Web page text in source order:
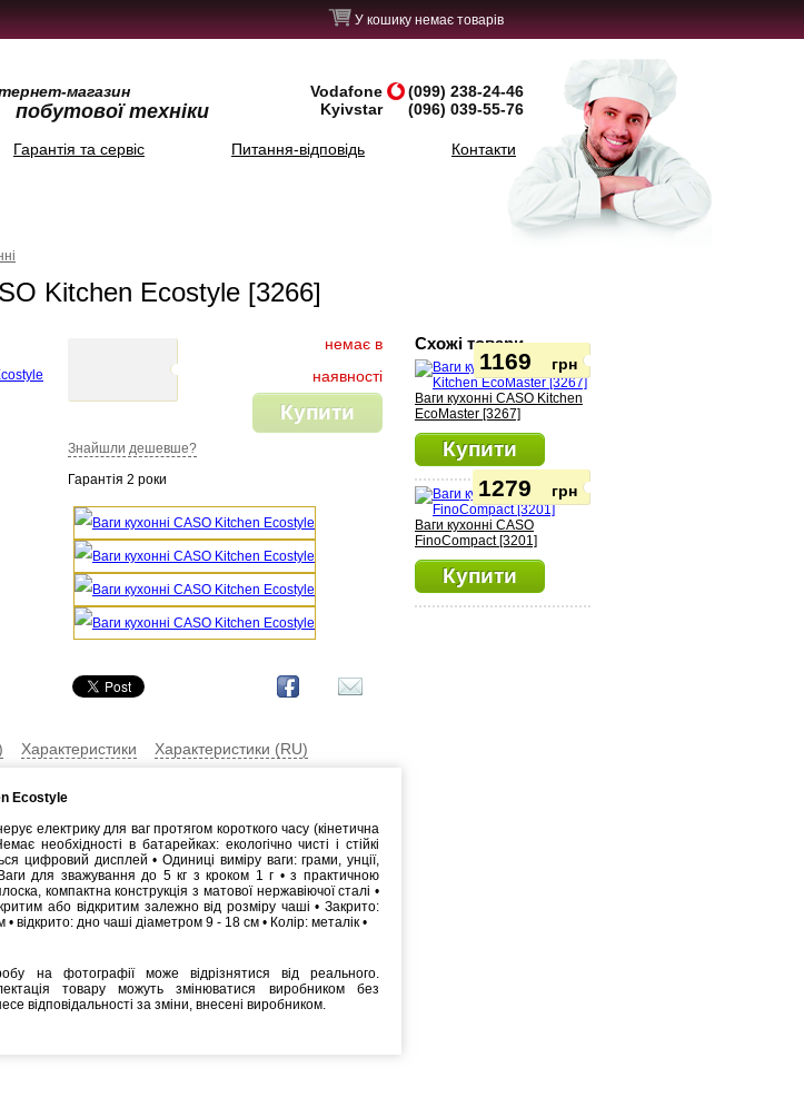
У кошику немає товарів
магазин
побутової техніки
Vodafone
(099) 238-24-46
Kyivstar
(096) 039-55-76
Гарантія та сервіс Питання-відповідь Контакти
Kitchen Ecostyle [3266]
немає в
наявності
Купити
Знайшли дешевше?
Гарантія 2 роки
Характеристики Характеристики (RU)
Ecostyle
електрику для ваг протягом короткого часу (кінетична
необхідності в батарейках: екологічно чисті і стійкі
цифровий дисплей • Одиниці виміру ваги: грами, унції,
для зважування до 5 кг з кроком 1 г • з практичною
компактна конструкція з матової нержавіючої сталі •
або відкритим залежно від розміру чаші • Закрито:
відкрито: дно чаші діаметром 9 - 18 см • Колір: металік •
на фотографії може відрізнятися від реального.
товару можуть змінюватися виробником без
відповідальності за зміни, внесені виробником.
Схожі товари
Ваги кухонні CASO Kitchen
EcoMaster [3267]
1169 грн
Купити
Ваги кухонні CASO
FinoCompact [3201]
1279 грн
Купити